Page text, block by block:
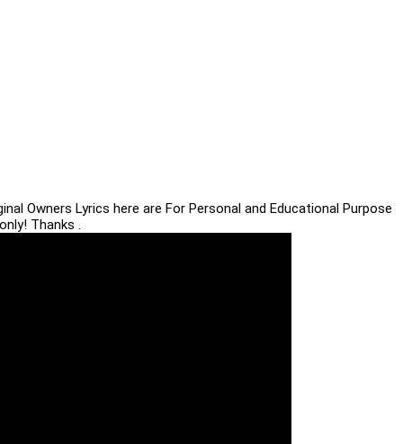
Owners Lyrics here are For Personal and Educational Purpose
Thanks .